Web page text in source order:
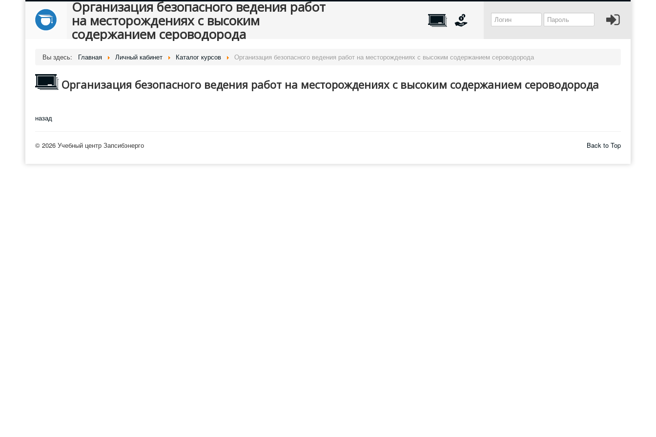
Организация безопасного ведения работ
на месторождениях с высоким
содержанием сероводорода
Вы здесь: Главная Личный кабинет Каталог курсов Организация безопасного ведения работ на месторождениях с высоким содержанием сероводорода
Организация безопасного ведения работ на месторождениях с высоким содержанием сероводорода
назад
Back to Top
© 2026 Учебный центр Запсибэнерго